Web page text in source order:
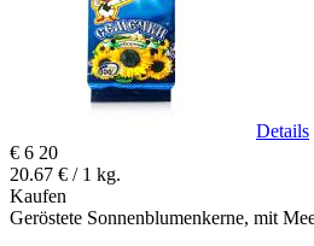
Details
€ 6 20
20.67 € / 1 kg.
Kaufen
Geröstete Sonnenblumenkerne, mit